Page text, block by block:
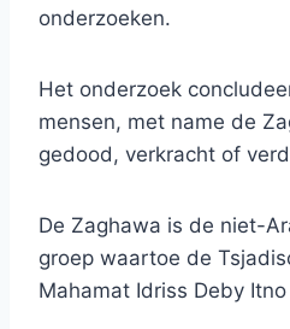
onderzoeken.
Het onderzoek
mensen, met name de
gedood, verkracht of
De Zaghawa is de niet-
groep waartoe de
Mahamat Idriss Deby